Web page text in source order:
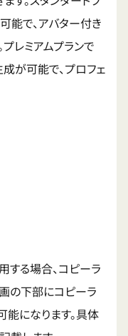
能で、アバター付き
レミアムプランで
が可能で、プロフェ
る場合、コピーラ
の下部にコピーラ
能になります。具体